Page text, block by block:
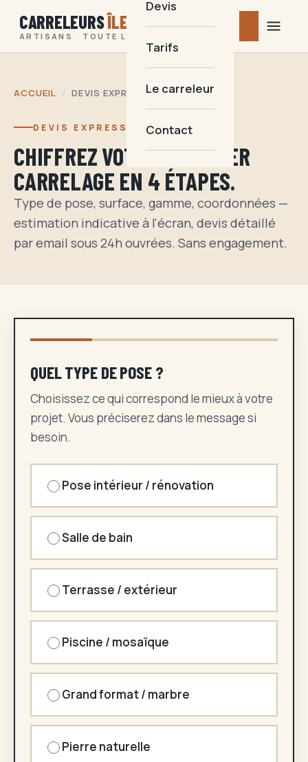
CARRELEURSÎLE MAURICE
ARTISANS · TOUTE L'ÎLE
Devis
Tarifs
Le carreleur
Contact
ACCUEIL / DEVIS EXPRESS
DEVIS EXPRESS · 2 MINUTES
CHIFFREZ VOTRE CHANTIER
CARRELAGE EN 4 ÉTAPES.
Type de pose, surface, gamme, coordonnées —
estimation indicative à l'écran, devis détaillé
par email sous 24h ouvrées. Sans engagement.
QUEL TYPE DE POSE ?
Choisissez ce qui correspond le mieux à votre
projet. Vous préciserez dans le message si
besoin.
Pose intérieur / rénovation
Salle de bain
Terrasse / extérieur
Piscine / mosaïque
Grand format / marbre
Pierre naturelle